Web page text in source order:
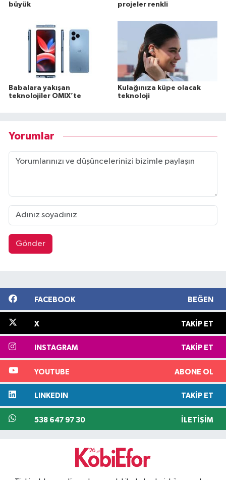
büyük
projeler renkli
Babalara yakışan
teknolojiler OMIX’te
Kulağınıza küpe olacak
teknoloji
Yorumlar
Gönder
FACEBOOK BEĞEN
X TAKIP ET
INSTAGRAM TAKIP ET
YOUTUBE ABONE OL
LINKEDIN TAKIP ET
538 647 97 30 İLETIŞIM